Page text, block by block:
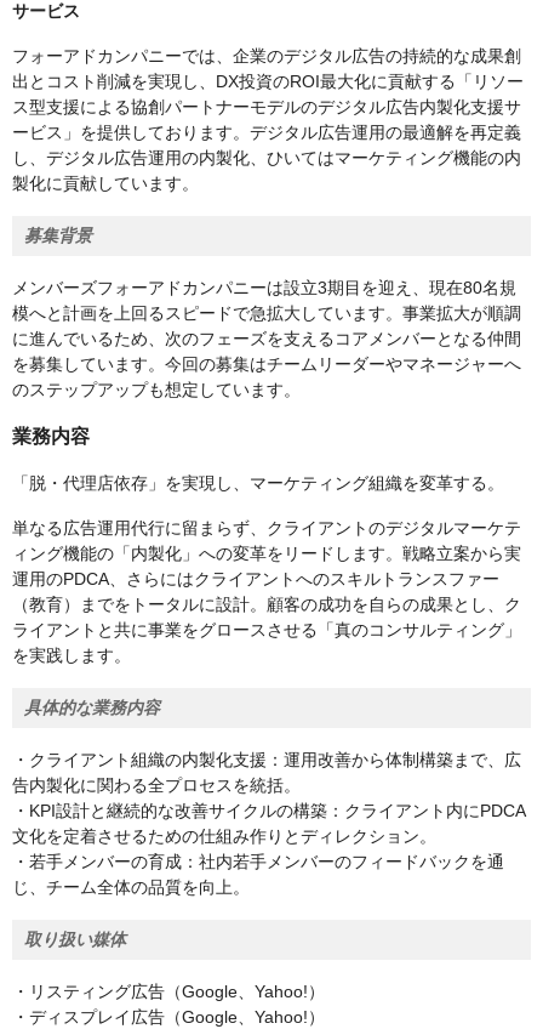
サービス
フォーアドカンパニーでは、企業のデジタル広告の持続的な成果創
出とコスト削減を実現し、DX投資のROI最大化に貢献する「リソー
ス型支援による協創パートナーモデルのデジタル広告内製化支援サ
ービス」を提供しております。デジタル広告運用の最適解を再定義
し、デジタル広告運用の内製化、ひいてはマーケティング機能の内
製化に貢献しています。
募集背景
メンバーズフォーアドカンパニーは設立3期目を迎え、現在80名規
模へと計画を上回るスピードで急拡大しています。事業拡大が順調
に進んでいるため、次のフェーズを支えるコアメンバーとなる仲間
を募集しています。今回の募集はチームリーダーやマネージャーへ
のステップアップも想定しています。
業務内容
「脱・代理店依存」を実現し、マーケティング組織を変革する。
単なる広告運用代行に留まらず、クライアントのデジタルマーケテ
ィング機能の「内製化」への変革をリードします。戦略立案から実
運用のPDCA、さらにはクライアントへのスキルトランスファー
（教育）までをトータルに設計。顧客の成功を自らの成果とし、ク
ライアントと共に事業をグロースさせる「真のコンサルティング」
を実践します。
具体的な業務内容
・クライアント組織の内製化支援：運用改善から体制構築まで、広
告内製化に関わる全プロセスを統括。
・KPI設計と継続的な改善サイクルの構築：クライアント内にPDCA
文化を定着させるための仕組み作りとディレクション。
・若手メンバーの育成：社内若手メンバーのフィードバックを通
じ、チーム全体の品質を向上。
取り扱い媒体
・リスティング広告（Google、Yahoo!）
・ディスプレイ広告（Google、Yahoo!）